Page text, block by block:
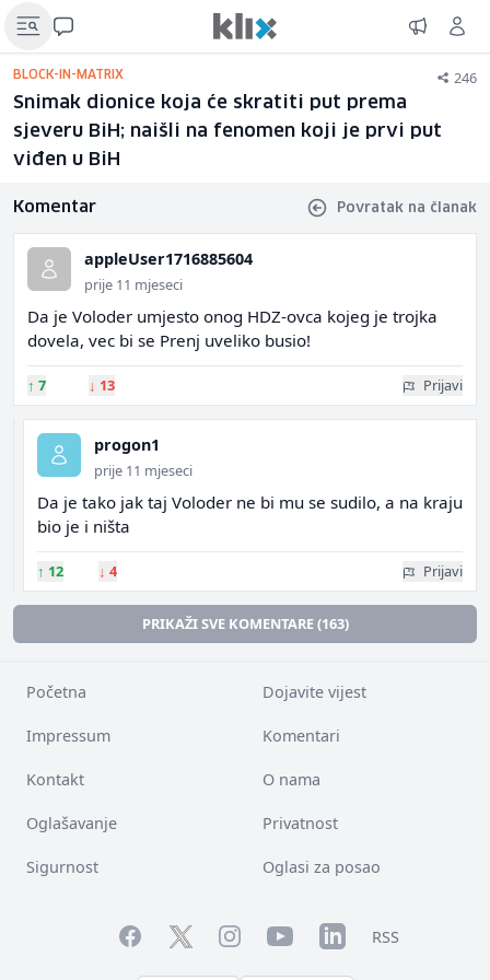
BLOCK-IN-MATRIX 246
Snimak dionice koja će skratiti put prema
sjeveru BiH; naišli na fenomen koji je prvi put
viđen u BiH
Komentar Povratak na članak
appleUser1716885604
prije 11 mjeseci
Da je Voloder umjesto onog HDZ-ovca kojeg je trojka
dovela, vec bi se Prenj uveliko busio!
↑ 7 ↓ 13 Prijavi
progon1
prije 11 mjeseci
Da je tako jak taj Voloder ne bi mu se sudilo, a na kraju
bio je i ništa
↑ 12 ↓ 4 Prijavi
PRIKAŽI SVE KOMENTARE (163)
Početna Dojavite vijest
Impressum Komentari
Kontakt O nama
Oglašavanje Privatnost
Sigurnost Oglasi za posao
FacebookTwitterInstagramYouTubeLinkedInRSS